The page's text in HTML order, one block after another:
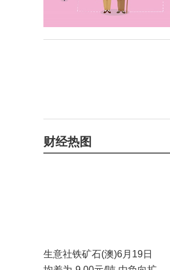
财经热图
生意社铁矿石(澳)6月19日